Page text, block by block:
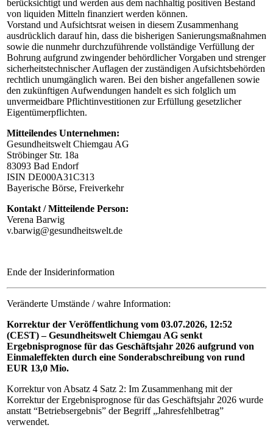
berücksichtigt und werden aus dem nachhaltig positiven Bestand
von liquiden Mitteln finanziert werden können.
Vorstand und Aufsichtsrat weisen in diesem Zusammenhang
ausdrücklich darauf hin, dass die bisherigen Sanierungsmaßnahmen
sowie die nunmehr durchzuführende vollständige Verfüllung der
Bohrung aufgrund zwingender behördlicher Vorgaben und strenger
sicherheitstechnischer Auflagen der zuständigen Aufsichtsbehörden
rechtlich unumgänglich waren. Bei den bisher angefallenen sowie
den zukünftigen Aufwendungen handelt es sich folglich um
unvermeidbare Pflichtinvestitionen zur Erfüllung gesetzlicher
Eigentümerpflichten.
Mitteilendes Unternehmen:
Gesundheitswelt Chiemgau AG
Ströbinger Str. 18a
83093 Bad Endorf
ISIN DE000A31C313
Bayerische Börse, Freiverkehr
Kontakt / Mitteilende Person:
Verena Barwig
v.barwig@gesundheitswelt.de
Ende der Insiderinformation
Veränderte Umstände / wahre Information:
Korrektur der Veröffentlichung vom 03.07.2026, 12:52
(CEST) – Gesundheitswelt Chiemgau AG senkt
Ergebnisprognose für das Geschäftsjahr 2026 aufgrund von
Einmaleffekten durch eine Sonderabschreibung von rund
EUR 13,0 Mio.
Korrektur von Absatz 4 Satz 2: Im Zusammenhang mit der
Korrektur der Ergebnisprognose für das Geschäftsjahr 2026 wurde
anstatt “Betriebsergebnis” der Begriff „Jahresfehlbetrag”
verwendet.